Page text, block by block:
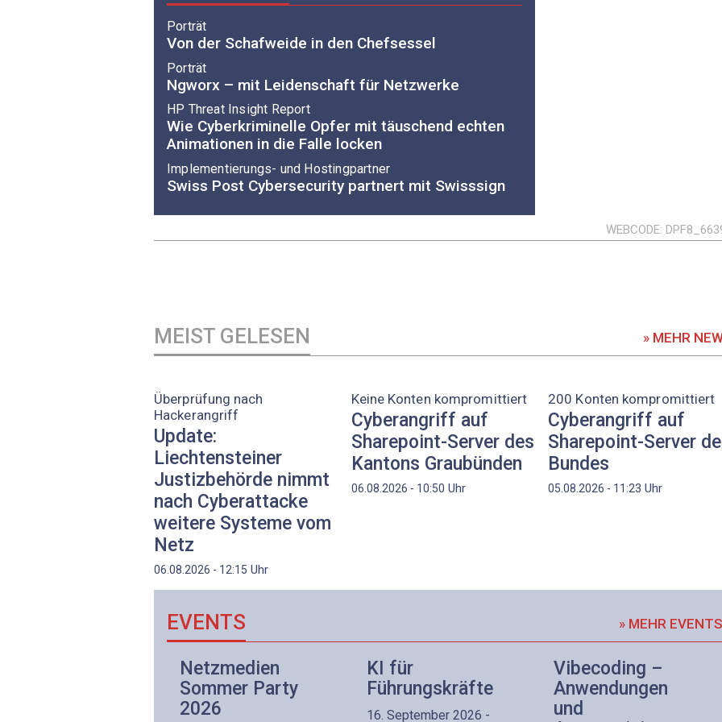
Porträt
Von der Schafweide in den Chefsessel
Porträt
Ngworx – mit Leidenschaft für Netzwerke
HP Threat Insight Report
Wie Cyberkriminelle Opfer mit täuschend echten
Animationen in die Falle locken
Implementierungs- und Hostingpartner
Swiss Post Cybersecurity partnert mit Swisssign
WEBCODE
MEIST GELESEN » MEHR
Überprüfung nach
Hackerangriff
Update:
Liechtensteiner
Justizbehörde nimmt
nach Cyberattacke
weitere Systeme vom
Netz
06.08.2026 - 12:15 Uhr
Keine Konten kompromittiert
Cyberangriff auf
Sharepoint-Server des
Kantons Graubünden
06.08.2026 - 10:50 Uhr
200 Konten kompromittiert
Cyberangriff auf
Sharepoint-Server
Bundes
05.08.2026 - 11:23 Uhr
EVENTS » MEHR EVENTS
Netzmedien
Sommer Party
2026
KI für
Führungskräfte
16. September 2026 -
Vibecoding –
Anwendungen
und